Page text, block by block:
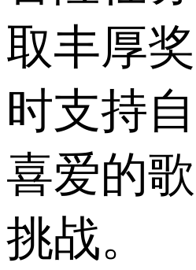
取丰厚
时支持
喜爱的
挑战。